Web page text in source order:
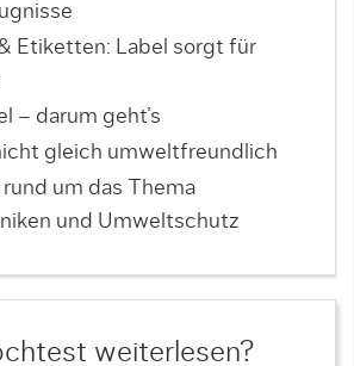
Etiketten: Label sorgt für
– darum geht’s
gleich umweltfreundlich
um das Thema
und Umweltschutz
weiterlesen?